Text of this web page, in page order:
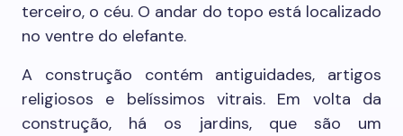
terceiro, o céu. O andar do topo está localizado
no ventre do elefante.
A construção contém antiguidades, artigos
religiosos e belíssimos vitrais. Em volta da
construção, há os jardins, que são um